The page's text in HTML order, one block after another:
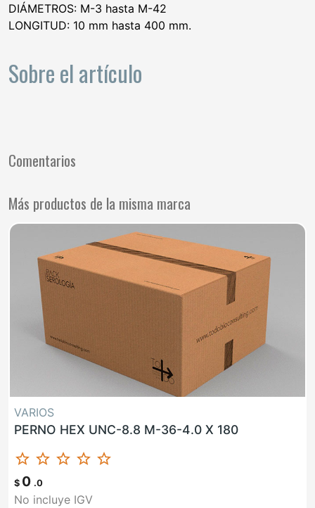
DIÁMETROS: M-3 hasta M-42
LONGITUD: 10 mm hasta 400 mm.
Sobre el artículo
Comentarios
Más productos de la misma marca
VARIOS
PERNO HEX UNC-8.8 M-36-4.0 X 180
star_border star_border star_border star_border star_border
$ 0 .0
No incluye IGV